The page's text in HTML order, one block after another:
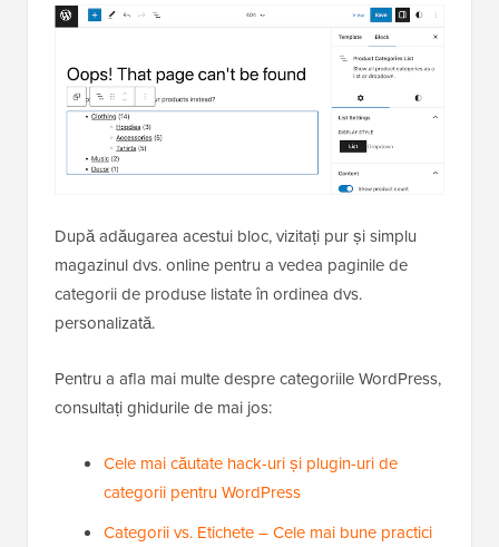
După adăugarea acestui bloc, vizitați pur și simplu
magazinul dvs. online pentru a vedea paginile de
categorii de produse listate în ordinea dvs.
personalizată.
Pentru a afla mai multe despre categoriile WordPress,
consultați ghidurile de mai jos:
Cele mai căutate hack-uri și plugin-uri de
categorii pentru WordPress
Categorii vs. Etichete – Cele mai bune practici